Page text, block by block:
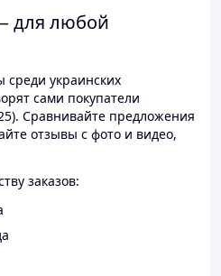
для любой
среди украинских
сами покупатели
Сравнивайте предложения
отзывы с фото и видео,
заказов: